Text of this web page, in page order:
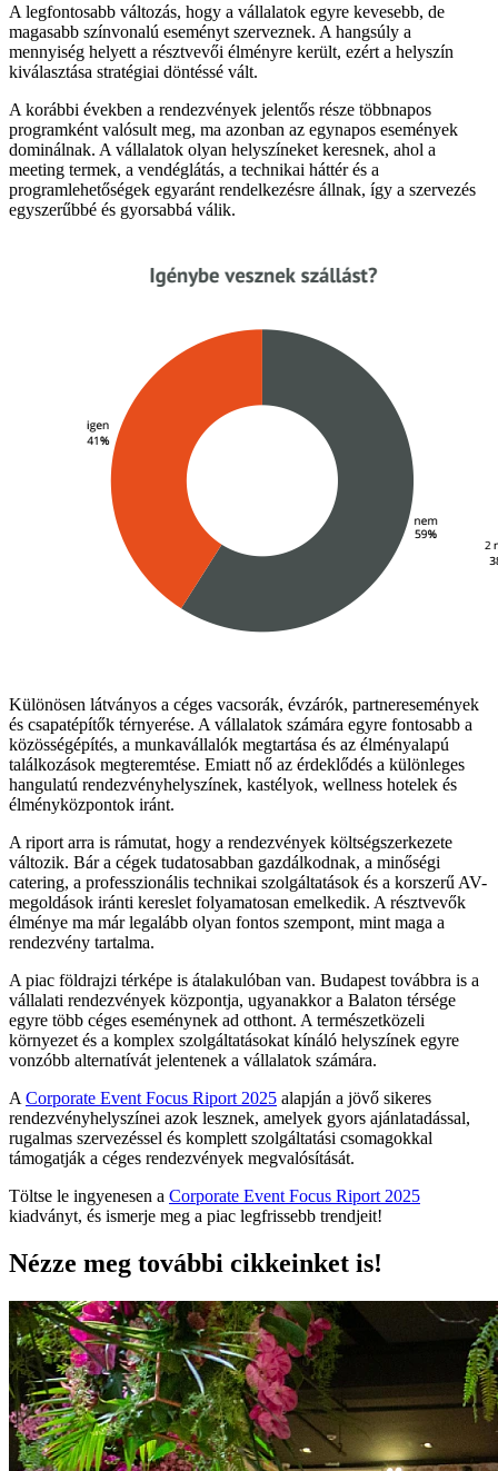
A legfontosabb változás, hogy a vállalatok egyre kevesebb, de
magasabb színvonalú eseményt szerveznek. A hangsúly a
mennyiség helyett a résztvevői élményre került, ezért a helyszín
kiválasztása stratégiai döntéssé vált.
A korábbi években a rendezvények jelentős része többnapos
programként valósult meg, ma azonban az egynapos események
dominálnak. A vállalatok olyan helyszíneket keresnek, ahol a
meeting termek, a vendéglátás, a technikai háttér és a
programlehetőségek egyaránt rendelkezésre állnak, így a szervezés
egyszerűbbé és gyorsabbá válik.
Különösen látványos a céges vacsorák, évzárók, partneresemények
és csapatépítők térnyerése. A vállalatok számára egyre fontosabb a
közösségépítés, a munkavállalók megtartása és az élményalapú
találkozások megteremtése. Emiatt nő az érdeklődés a különleges
hangulatú rendezvényhelyszínek, kastélyok, wellness hotelek és
élményközpontok iránt.
A riport arra is rámutat, hogy a rendezvények költségszerkezete
változik. Bár a cégek tudatosabban gazdálkodnak, a minőségi
catering, a professzionális technikai szolgáltatások és a korszerű AV-
megoldások iránti kereslet folyamatosan emelkedik. A résztvevők
élménye ma már legalább olyan fontos szempont, mint maga a
rendezvény tartalma.
A piac földrajzi térképe is átalakulóban van. Budapest továbbra is a
vállalati rendezvények központja, ugyanakkor a Balaton térsége
egyre több céges eseménynek ad otthont. A természetközeli
környezet és a komplex szolgáltatásokat kínáló helyszínek egyre
vonzóbb alternatívát jelentenek a vállalatok számára.
A Corporate Event Focus Riport 2025 alapján a jövő sikeres
rendezvényhelyszínei azok lesznek, amelyek gyors ajánlatadással,
rugalmas szervezéssel és komplett szolgáltatási csomagokkal
támogatják a céges rendezvények megvalósítását.
Töltse le ingyenesen a Corporate Event Focus Riport 2025
kiadványt, és ismerje meg a piac legfrissebb trendjeit!
Nézze meg további cikkeinket is!